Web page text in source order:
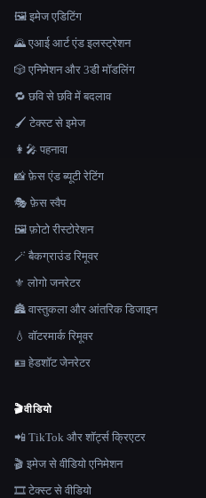
🖼️ इमेज एडिटिंग
🌄 एआई आर्ट एंड इलस्ट्रेशन
🎲 एनिमेशन और 3डी मॉडलिंग
🔁 छवि से छवि में बदलाव
🖌️ टेक्स्ट से इमेज
👩‍🎤 पहनावा
📸 फ़ेस एंड ब्यूटी रेटिंग
🎭 फ़ेस स्वैप
🖼️ फ़ोटो रीस्टोरेशन
🪄 बैकग्राउंड रिमूवर
⚜️ लोगो जनरेटर
🏯 वास्तुकला और आंतरिक डिजाइन
💧 वॉटरमार्क रिमूवर
🪪 हेडशॉट जेनरेटर
🎬वीडियो
📲 TikTok और शॉर्ट्स क्रिएटर
🎬 इमेज से वीडियो एनिमेशन
🎞️ टेक्स्ट से वीडियो